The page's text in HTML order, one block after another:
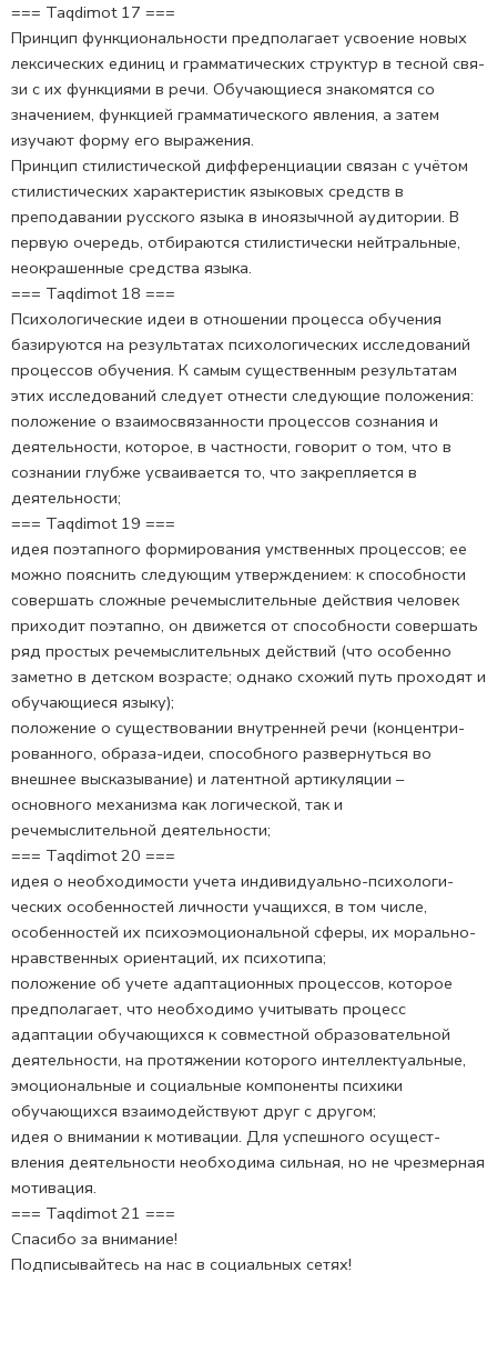
=== Taqdimot 17 ===
Принцип функциональности предполагает усвоение но­вых
лексических единиц и грамматических структур в тесной свя­
зи с их функциями в речи. Обучающиеся знакомятся со
значением, функцией грамматического явления, а затем
изучают форму его выражения.
Принцип стилистической дифференциации связан с учё­том
стилистических характеристик языковых средств в
преподава­нии русского языка в иноязычной аудитории. В
первую очередь, от­бираются стилистически нейтральные,
неокрашенные средства язы­ка.
=== Taqdimot 18 ===
Психологические идеи в отношении процесса обучения
бази­руются на результатах психологических исследований
процессов обучения. К самым существенным результатам
этих исследований следует отнести следующие положения:
положение о взаимосвязанности процессов сознания и
деятельности, которое, в частности, говорит о том, что в
сознании глубже усваивается то, что закрепляется в
деятельности;
=== Taqdimot 19 ===
идея поэтапного формирования умственных процессов; ее
можно пояснить следующим утверждением: к способности
со­вершать сложные речемыслительные действия человек
приходит поэтапно, он движется от способности совершать
ряд простых ре­чемыслительных действий (что особенно
заметно в детском воз­расте; однако схожий путь проходят и
обучающиеся языку);
положение о существовании внутренней речи (концентри­
рованного, образа-идеи, способного развернуться во
внешнее высказывание) и латентной артикуляции –
основного механизма как логической, так и
речемыслительной деятельности;
=== Taqdimot 20 ===
идея о необходимости учета индивидуально-психологи­
ческих особенностей личности учащихся, в том числе,
особенно­стей их психоэмоциональной сферы, их морально-
нравственных ориентаций, их психотипа;
положение об учете адаптационных процессов, которое
предполагает, что необходимо учитывать процесс
адаптации обу­чающихся к совместной образовательной
деятельности, на протя­жении которого интеллектуальные,
эмоциональные и социальные компоненты психики
обучающихся взаимодействуют друг с дру­гом;
идея о внимании к мотивации. Для успешного осущест­
вления деятельности необходима сильная, но не чрезмерная
моти­вация.
=== Taqdimot 21 ===
Спасибо за внимание!
Подписывайтесь на нас в социальных сетях!